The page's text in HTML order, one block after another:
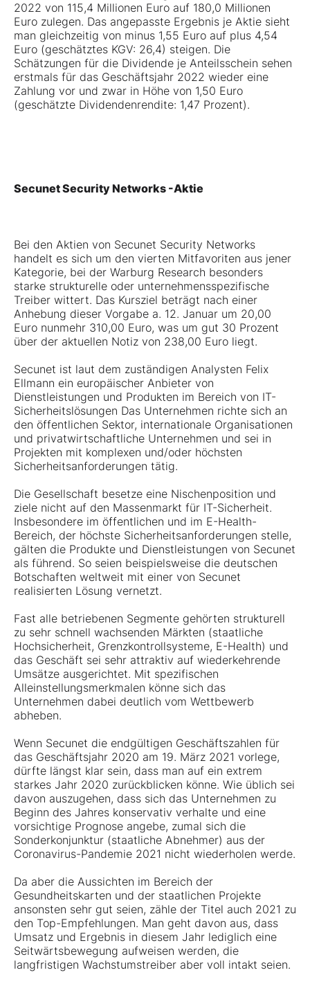
2022 von 115,4 Millionen Euro auf 180,0 Millionen
Euro zulegen. Das angepasste Ergebnis je Aktie sieht
man gleichzeitig von minus 1,55 Euro auf plus 4,54
Euro (geschätztes KGV: 26,4) steigen. Die
Schätzungen für die Dividende je Anteilsschein sehen
erstmals für das Geschäftsjahr 2022 wieder eine
Zahlung vor und zwar in Höhe von 1,50 Euro
(geschätzte Dividendenrendite: 1,47 Prozent).
Secunet Security Networks -Aktie
Bei den Aktien von Secunet Security Networks
handelt es sich um den vierten Mitfavoriten aus jener
Kategorie, bei der Warburg Research besonders
starke strukturelle oder unternehmensspezifische
Treiber wittert. Das Kursziel beträgt nach einer
Anhebung dieser Vorgabe a. 12. Januar um 20,00
Euro nunmehr 310,00 Euro, was um gut 30 Prozent
über der aktuellen Notiz von 238,00 Euro liegt.
Secunet ist laut dem zuständigen Analysten Felix
Ellmann ein europäischer Anbieter von
Dienstleistungen und Produkten im Bereich von IT-
Sicherheitslösungen Das Unternehmen richte sich an
den öffentlichen Sektor, internationale Organisationen
und privatwirtschaftliche Unternehmen und sei in
Projekten mit komplexen und/oder höchsten
Sicherheitsanforderungen tätig.
Die Gesellschaft besetze eine Nischenposition und
ziele nicht auf den Massenmarkt für IT-Sicherheit.
Insbesondere im öffentlichen und im E-Health-
Bereich, der höchste Sicherheitsanforderungen stelle,
gälten die Produkte und Dienstleistungen von Secunet
als führend. So seien beispielsweise die deutschen
Botschaften weltweit mit einer von Secunet
realisierten Lösung vernetzt.
Fast alle betriebenen Segmente gehörten strukturell
zu sehr schnell wachsenden Märkten (staatliche
Hochsicherheit, Grenzkontrollsysteme, E-Health) und
das Geschäft sei sehr attraktiv auf wiederkehrende
Umsätze ausgerichtet. Mit spezifischen
Alleinstellungsmerkmalen könne sich das
Unternehmen dabei deutlich vom Wettbewerb
abheben.
Wenn Secunet die endgültigen Geschäftszahlen für
das Geschäftsjahr 2020 am 19. März 2021 vorlege,
dürfte längst klar sein, dass man auf ein extrem
starkes Jahr 2020 zurückblicken könne. Wie üblich sei
davon auszugehen, dass sich das Unternehmen zu
Beginn des Jahres konservativ verhalte und eine
vorsichtige Prognose angebe, zumal sich die
Sonderkonjunktur (staatliche Abnehmer) aus der
Coronavirus-Pandemie 2021 nicht wiederholen werde.
Da aber die Aussichten im Bereich der
Gesundheitskarten und der staatlichen Projekte
ansonsten sehr gut seien, zähle der Titel auch 2021 zu
den Top-Empfehlungen. Man geht davon aus, dass
Umsatz und Ergebnis in diesem Jahr lediglich eine
Seitwärtsbewegung aufweisen werden, die
langfristigen Wachstumstreiber aber voll intakt seien.